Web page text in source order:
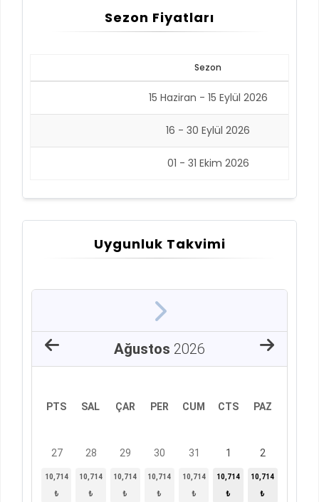
Sezon Fiyatları
Sezon
15 Haziran - 15 Eylül 2026
16 - 30 Eylül 2026
01 - 31 Ekim 2026
Uygunluk Takvimi
Ağustos 2026
PTS SAL ÇAR PER CUM CTS PAZ
27
10,714
₺
28
10,714
₺
29
10,714
₺
30
10,714
₺
31
10,714
₺
1
10,714
₺
2
10,714
₺